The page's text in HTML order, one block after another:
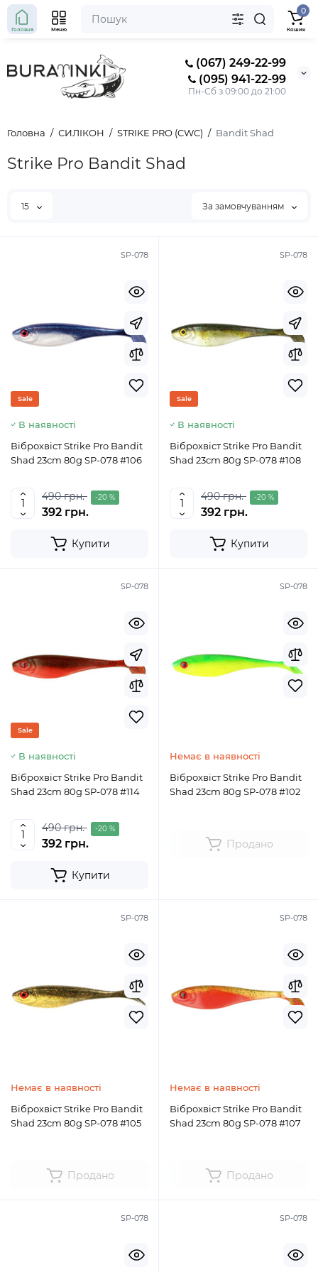
(067) 249-22-99
(095) 941-22-99
Пн-Сб з 09:00 до 21:00
Головна Меню
0
Кошик
Головна СИЛІКОН STRIKE PRO (CWC) Bandit Shad
Strike Pro Bandit Shad
15 За замовчуванням
SP-078
Sale
В наявності
Віброхвіст Strike Pro Bandit
Shad 23cm 80g SP-078 #106
490 грн. -20 %
392 грн.
Купити
SP-078
Sale
В наявності
Віброхвіст Strike Pro Bandit
Shad 23cm 80g SP-078 #108
490 грн. -20 %
392 грн.
Купити
SP-078
Sale
В наявності
Віброхвіст Strike Pro Bandit
Shad 23cm 80g SP-078 #114
490 грн. -20 %
392 грн.
Купити
SP-078
Немає в наявності
Віброхвіст Strike Pro Bandit
Shad 23cm 80g SP-078 #102
Продано
SP-078
Немає в наявності
Віброхвіст Strike Pro Bandit
Shad 23cm 80g SP-078 #105
Продано
SP-078
Немає в наявності
Віброхвіст Strike Pro Bandit
Shad 23cm 80g SP-078 #107
Продано
SP-078 SP-078